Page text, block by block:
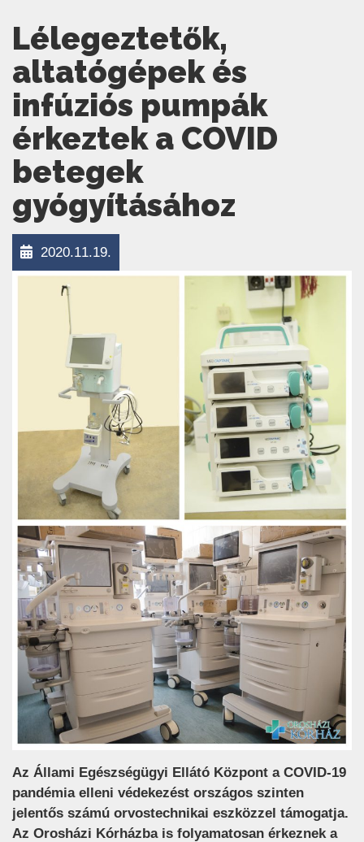
Lélegeztetők,
altatógépek és
infúziós pumpák
érkeztek a COVID
betegek
gyógyításához
2020.11.19.
Az Állami Egészségügyi Ellátó Központ a COVID-19
pandémia elleni védekezést országos szinten
jelentős számú orvostechnikai eszközzel támogatja.
Az Orosházi Kórházba is folyamatosan érkeznek a